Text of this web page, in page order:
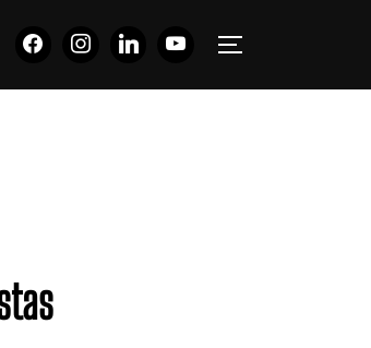
ALTERNAR